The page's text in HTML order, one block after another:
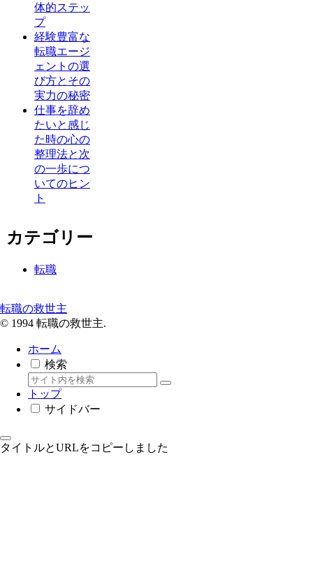
体的ステッ
プ
経験豊富な
転職エージ
ェントの選
び方とその
実力の秘密
仕事を辞め
たいと感じ
た時の心の
整理法と次
の一歩につ
いてのヒン
ト
カテゴリー
転職
転職の救世主
© 1994 転職の救世主.
ホーム
検索
トップ
サイドバー
タイトルとURLをコピーしました